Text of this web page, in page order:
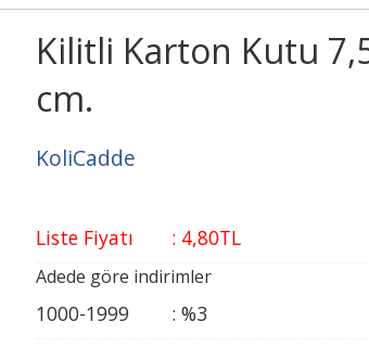
Kilitli Karton Kutu
cm.
KoliCadde
Liste Fiyatı : 4,80TL
Adede göre indirimler
1000-1999 : %3